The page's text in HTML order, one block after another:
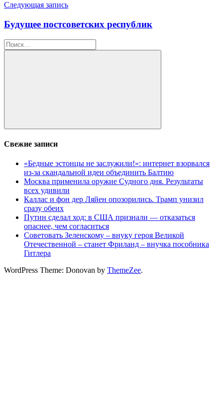
Следующая запись
Будущее постсоветских республик
Найти:
Поиск
Свежие записи
«Бедные эстонцы не заслужили!»: интернет взорвался
из-за скандальной идеи объединить Балтию
Москва применила оружие Судного дня. Результаты
всех удивили
Каллас и фон дер Ляйен опозорились. Трамп унизил
сразу обеих
Путин сделал ход: в США признали — отказаться
опаснее, чем согласиться
Советовать Зеленскому – внуку героя Великой
Отечественной – станет Фриланд – внучка пособника
Гитлера
WordPress Theme: Donovan by ThemeZee.